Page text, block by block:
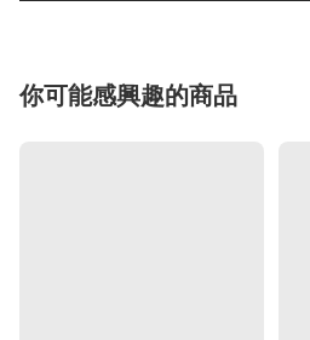
你可能感興趣的商品